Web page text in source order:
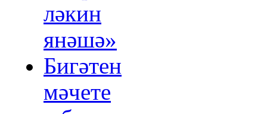
ләкин
янәшә»
Бигәтен
мәчете